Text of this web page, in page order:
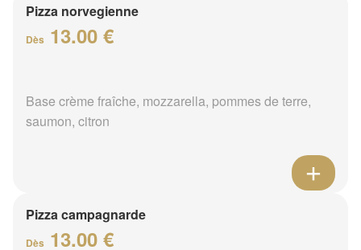
Pizza norvegienne
Dès 13.00 €
Base crème fraîche, mozzarella, pommes de terre,
saumon, citron
Pizza campagnarde
Dès 13.00 €